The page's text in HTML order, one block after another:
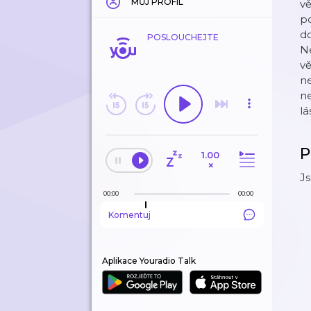
POSLOUCHEJTE
1.00
×
00:00 00:00
Komentuj
Aplikace Youradio Talk